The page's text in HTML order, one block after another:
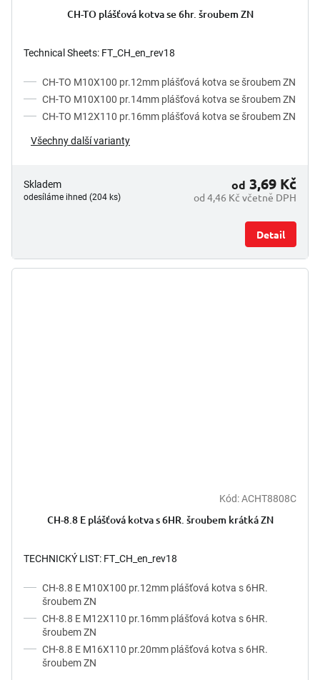
4,5
hvězdiček.
CH-TO plášťová kotva se 6hr. šroubem ZN
Technical Sheets: FT_CH_en_rev18
CH-TO M10X100 pr.12mm plášťová kotva se šroubem ZN
CH-TO M10X100 pr.14mm plášťová kotva se šroubem ZN
CH-TO M12X110 pr.16mm plášťová kotva se šroubem ZN
Všechny další varianty
Skladem
odesíláme ihned (204 ks) od 4,46 Kč včetně DPH
od 3,69 Kč
Detail
Kód:ACHT8808C
CH-8.8 E plášťová kotva s 6HR. šroubem krátká ZN
TECHNICKÝ LIST: FT_CH_en_rev18
CH-8.8 E M10X100 pr.12mm plášťová kotva s 6HR.
šroubem ZN
CH-8.8 E M12X110 pr.16mm plášťová kotva s 6HR.
šroubem ZN
CH-8.8 E M16X110 pr.20mm plášťová kotva s 6HR.
šroubem ZN